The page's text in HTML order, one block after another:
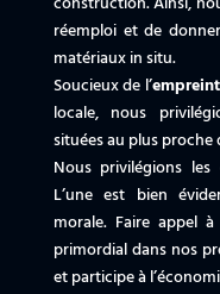
réemploi et de
matériaux in situ.
Soucieux de l’
locale, nous
situées au plus proche
Nous privilégions
L’une est bien
morale. Faire appel
primordial dans nos
et participe à